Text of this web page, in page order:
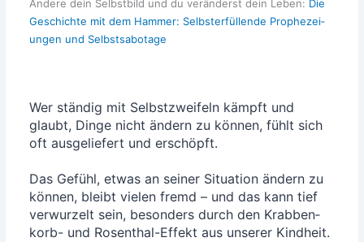
Ände­re dein Selbst­bild und du ver­än­derst dein Leben: Die
Geschich­te mit dem Ham­mer: Selbst­er­fül­len­de Pro­phe­zei­
un­gen und Selbstsabotage
Wer stän­dig mit Selbst­zwei­feln kämpft und
glaubt, Din­ge nicht ändern zu kön­nen, fühlt sich
oft aus­ge­lie­fert und erschöpft.
Das Gefühl, etwas an sei­ner Situa­ti­on ändern zu
kön­nen, bleibt vie­len fremd – und das kann tief
ver­wur­zelt sein, beson­ders durch den Krab­ben­
korb- und Rosen­thal-Effekt aus unse­rer Kindheit.